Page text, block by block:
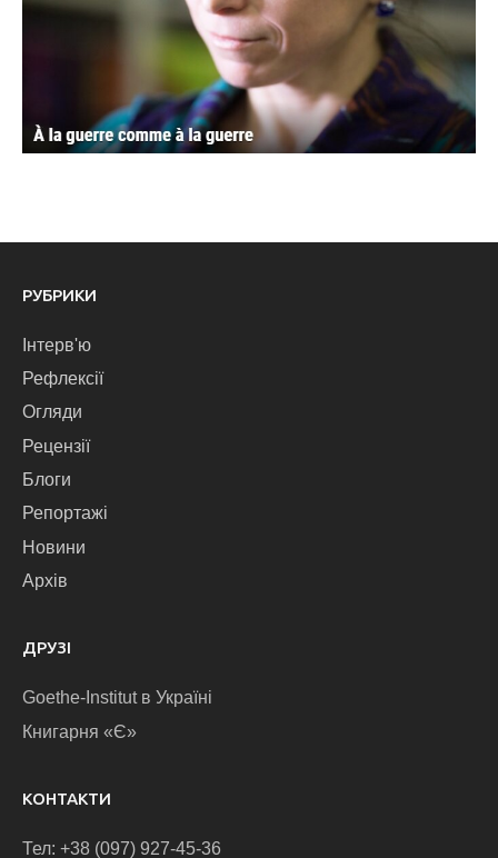
РУБРИКИ
Інтерв'ю
Рефлексії
Огляди
Рецензії
Блоги
Репортажі
Новини
Архів
ДРУЗІ
Goethe-Institut в Україні
Книгарня «Є»
КОНТАКТИ
Тел: +38 (097) 927-45-36